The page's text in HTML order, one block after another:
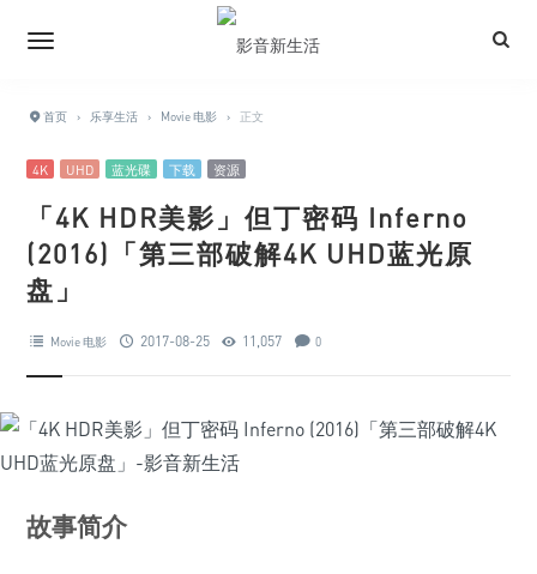
首页 › 乐享生活 › Movie 电影 › 正文
4K UHD 蓝光碟 下载 资源
「4K HDR美影」但丁密码 Inferno
(2016)「第三部破解4K UHD蓝光原
盘」
Movie 电影 2017-08-25 11,057 0
故事简介